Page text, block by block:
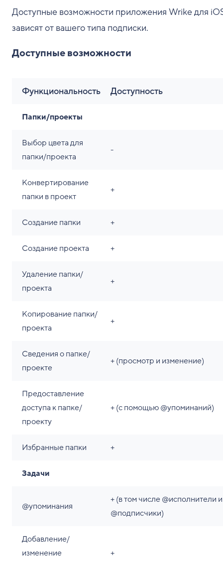
Доступные возможности приложения Wrike для
зависят от вашего типа подписки.
Доступные возможности
Функциональность Доступность
Папки/проекты
Выбор цвета для
папки/проекта
-
Конвертирование
папки в проект
+
Создание папки +
Создание проекта +
Удаление папки/
проекта
+
Копирование папки/
проекта
+
Сведения о папке/
проекте
+ (просмотр и изменение)
Предоставление
доступа к папке/
проекту
+ (с помощью @упоминаний)
Избранные папки +
Задачи
@упоминания
+ (в том числе @исполнители и
@подписчики)
Добавление/
изменение
+